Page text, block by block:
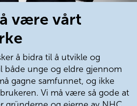
være vårt
å bidra til å utvikle og
både unge og eldre gjennom
gagne samfunnet, og ikke
Vi må være så gode at